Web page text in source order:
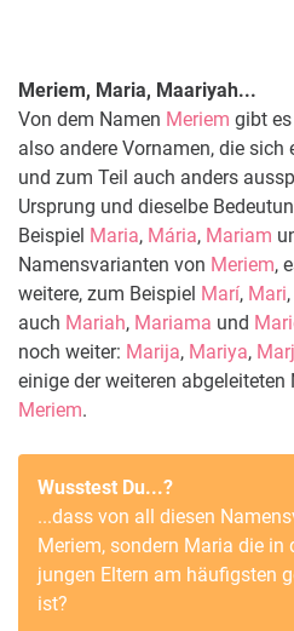
Meriem, Maria, Maariyah...
Von dem Namen Meriem gibt
also andere Vornamen, die sich
und zum Teil auch anders
Ursprung und dieselbe
Beispiel Maria, Mária, Mariam
Namensvarianten von Meriem,
weitere, zum Beispiel Marí, Mari,
auch Mariah, Mariama und
noch weiter: Marija, Mariya,
einige der weiteren
Meriem.
Wusstest Du...?
...dass von all diesen
Meriem, sondern Maria die in
jungen Eltern am häufigsten
ist?